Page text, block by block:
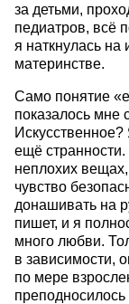
за детьми,
педиатров, всё
я наткнулась на
материнстве.
Само понятие
показалось мне
ещё
неплохих вещах,
чувство
донашивать на
пишет, и я
много любви.
в зависимости,
по мере
преподносилось